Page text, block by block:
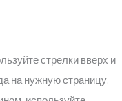
стрелки вверх и
на нужную страницу.